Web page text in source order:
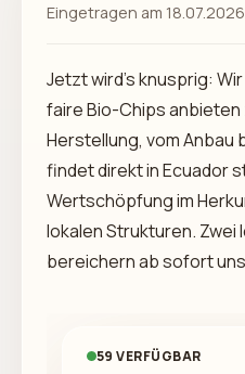
Eingetragen am
Jetzt wird’s knusprig:
faire Bio-Chips
Herstellung, vom Anbau
findet direkt in Ecuador
Wertschöpfung im
lokalen Strukturen. Zwei
bereichern ab sofort
59 VERFÜGBAR